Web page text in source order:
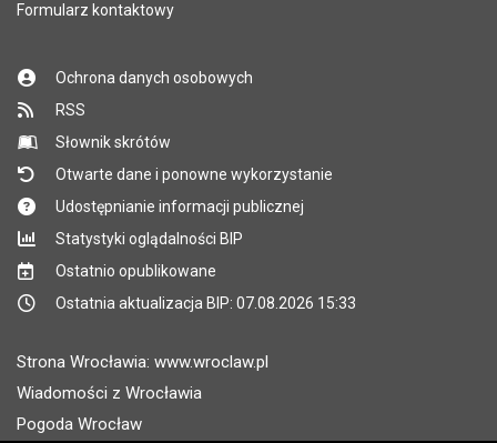
Formularz kontaktowy
Ochrona danych osobowych
RSS
Słownik skrótów
Otwarte dane i ponowne wykorzystanie
Udostępnianie informacji publicznej
Statystyki oglądalności BIP
Ostatnio opublikowane
Ostatnia aktualizacja BIP: 07.08.2026 15:33
Strona Wrocławia: www.wroclaw.pl
Wiadomości z Wrocławia
Pogoda Wrocław